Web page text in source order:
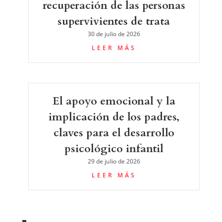
recuperación de las personas
supervivientes de trata
30 de julio de 2026
LEER MÁS
El apoyo emocional y la
implicación de los padres,
claves para el desarrollo
psicológico infantil
29 de julio de 2026
LEER MÁS